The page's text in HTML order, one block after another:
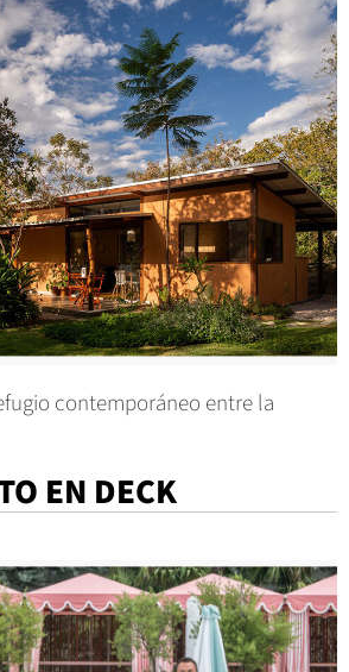
contemporáneo entre la
EN DECK